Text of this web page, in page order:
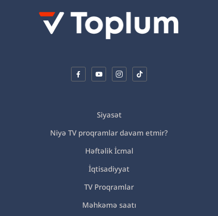
Siyasət
Niyə TV proqramlar davam etmir?
Həftəlik İcmal
İqtisadiyyat
TV Proqramlar
Məhkəmə saatı